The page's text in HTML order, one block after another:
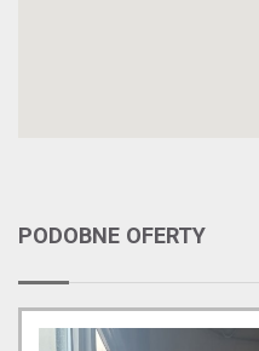
PODOBNE OFERTY